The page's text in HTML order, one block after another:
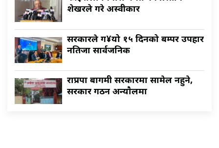
शेखरले गरे अस्वीकार
सरकारले ग¥यो १५ दिनको बम्पर उपहार
नतिजा सार्वजनिक
राप्रपा बागमी सरकारमा सामेल नहुने,
सरकार गठन अन्याैलमा